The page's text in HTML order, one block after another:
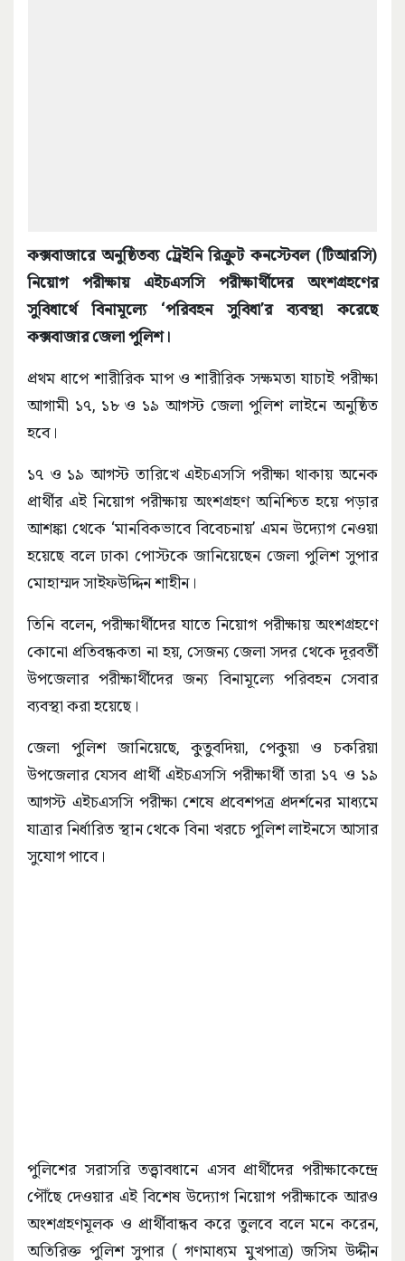
কক্সবাজারে অনুষ্ঠিতব্য ট্রেইনি রিক্রুট কনস্টেবল (টিআরসি)
নিয়োগ পরীক্ষায় এইচএসসি পরীক্ষার্থীদের অংশগ্রহণের
সুবিধার্থে বিনামূল্যে ‘পরিবহন সুবিধা’র ব্যবস্থা করেছে
কক্সবাজার জেলা পুলিশ।
প্রথম ধাপে শারীরিক মাপ ও শারীরিক সক্ষমতা যাচাই পরীক্ষা
আগামী ১৭, ১৮ ও ১৯ আগস্ট জেলা পুলিশ লাইনে অনুষ্ঠিত
হবে।
১৭ ও ১৯ আগস্ট তারিখে এইচএসসি পরীক্ষা থাকায় অনেক
প্রার্থীর এই নিয়োগ পরীক্ষায় অংশগ্রহণ অনিশ্চিত হয়ে পড়ার
আশঙ্কা থেকে ‘মানবিকভাবে বিবেচনায়’ এমন উদ্যোগ নেওয়া
হয়েছে বলে ঢাকা পোস্টকে জানিয়েছেন জেলা পুলিশ সুপার
মোহাম্মদ সাইফউদ্দিন শাহীন।
তিনি বলেন, পরীক্ষার্থীদের যাতে নিয়োগ পরীক্ষায় অংশগ্রহণে
কোনো প্রতিবন্ধকতা না হয়, সেজন্য জেলা সদর থেকে দূরবর্তী
উপজেলার পরীক্ষার্থীদের জন্য বিনামূল্যে পরিবহন সেবার
ব্যবস্থা করা হয়েছে।
জেলা পুলিশ জানিয়েছে, কুতুবদিয়া, পেকুয়া ও চকরিয়া
উপজেলার যেসব প্রার্থী এইচএসসি পরীক্ষার্থী তারা ১৭ ও ১৯
আগস্ট এইচএসসি পরীক্ষা শেষে প্রবেশপত্র প্রদর্শনের মাধ্যমে
যাত্রার নির্ধারিত স্থান থেকে বিনা খরচে পুলিশ লাইনসে আসার
সুযোগ পাবে।
পুলিশের সরাসরি তত্ত্বাবধানে এসব প্রার্থীদের পরীক্ষাকেন্দ্রে
পৌঁছে দেওয়ার এই বিশেষ উদ্যোগ নিয়োগ পরীক্ষাকে আরও
অংশগ্রহণমূলক ও প্রার্থীবান্ধব করে তুলবে বলে মনে করেন,
অতিরিক্ত পুলিশ সুপার ( গণমাধ্যম মুখপাত্র) জসিম উদ্দীন